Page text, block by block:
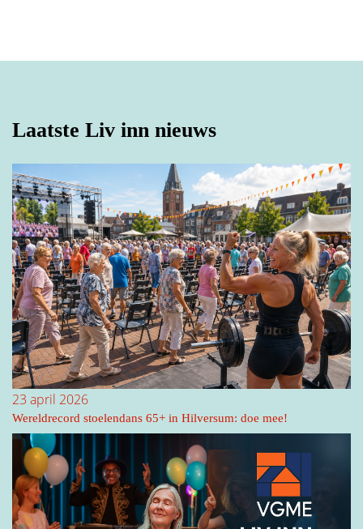
Laatste Liv inn nieuws
23 april 2026
Wereldrecord stoelendans 65+ in Hilversum: doe mee!